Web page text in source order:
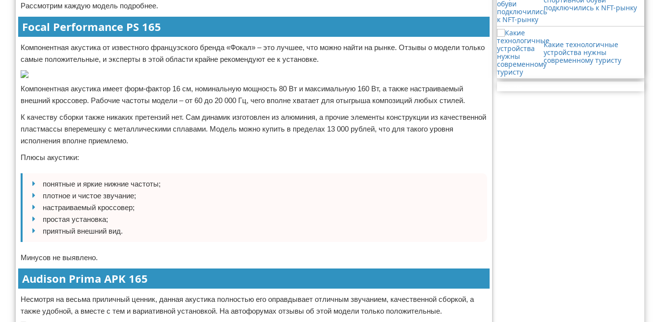
Рассмотрим каждую модель подробнее.
Focal Performance PS 165
Компонентная акустика от известного французского бренда «Фокал» – это лучшее, что можно найти на рынке. Отзывы о модели только
самые положительные, и эксперты в этой области крайне рекомендуют ее к установке.
Компонентная акустика имеет форм-фактор 16 см, номинальную мощность 80 Вт и максимальную 160 Вт, а также настраиваемый
внешний кроссовер. Рабочие частоты модели – от 60 до 20 000 Гц, чего вполне хватает для отыгрыша композиций любых стилей.
К качеству сборки также никаких претензий нет. Сам динамик изготовлен из алюминия, а прочие элементы конструкции из качественной
пластмассы вперемешку с металлическими сплавами. Модель можно купить в пределах 13 000 рублей, что для такого уровня
исполнения вполне приемлемо.
Плюсы акустики:
понятные и яркие нижние частоты;
плотное и чистое звучание;
настраиваемый кроссовер;
простая установка;
приятный внешний вид.
Минусов не выявлено.
Audison Prima APK 165
Несмотря на весьма приличный ценник, данная акустика полностью его оправдывает отличным звучанием, качественной сборкой, а
также удобной, а вместе с тем и вариативной установкой. На автофорумах отзывы об этой модели только положительные.
подключились к NFT-рынку
Какие технологичные
устройства нужны
современному туристу